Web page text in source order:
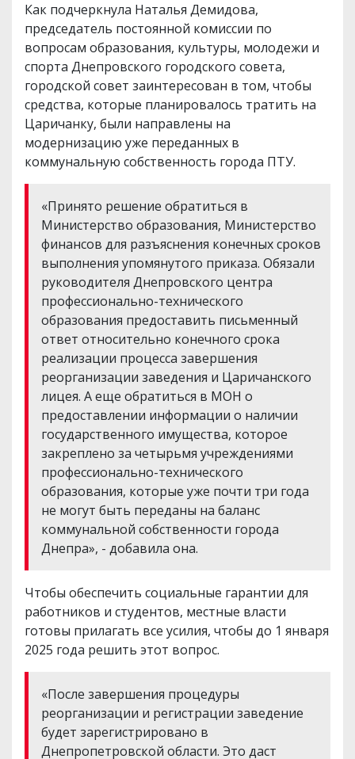
Как подчеркнула Наталья Демидова,
председатель постоянной комиссии по
вопросам образования, культуры, молодежи и
спорта Днепровского городского совета,
городской совет заинтересован в том, чтобы
средства, которые планировалось тратить на
Царичанку, были направлены на
модернизацию уже переданных в
коммунальную собственность города ПТУ.
«Принято решение обратиться в
Министерство образования, Министерство
финансов для разъяснения конечных сроков
выполнения упомянутого приказа. Обязали
руководителя Днепровского центра
профессионально-технического
образования предоставить письменный
ответ относительно конечного срока
реализации процесса завершения
реорганизации заведения и Царичанского
лицея. А еще обратиться в МОН о
предоставлении информации о наличии
государственного имущества, которое
закреплено за четырьмя учреждениями
профессионально-технического
образования, которые уже почти три года
не могут быть переданы на баланс
коммунальной собственности города
Днепра», - добавила она.
Чтобы обеспечить социальные гарантии для
работников и студентов, местные власти
готовы прилагать все усилия, чтобы до 1 января
2025 года решить этот вопрос.
«После завершения процедуры
реорганизации и регистрации заведение
будет зарегистрировано в
Днепропетровской области. Это даст